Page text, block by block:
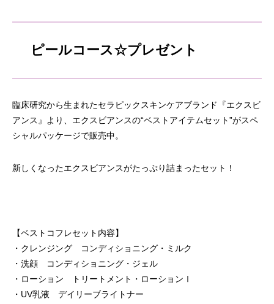
ピールコース☆プレゼント
臨床研究から生まれたセラピックスキンケアブランド『エクスビ
アンス』より、エクスビアンスの“ベストアイテムセット”がスペ
シャルパッケージで販売中。
新しくなったエクスビアンスがたっぷり詰まったセット！
【ベストコフレセット内容】
・クレンジング コンディショニング・ミルク
・洗顔 コンディショニング・ジェル
・ローション トリートメント・ローションⅠ
・UV乳液 デイリーブライトナー